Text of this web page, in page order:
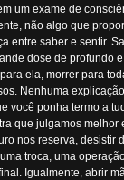
um exame de
não algo que
entre saber e sentir.
dose de profundo
ela, morrer para
Nenhuma
você ponha termo a
que julgamos
nos reserva,
troca, uma
Igualmente, abrir